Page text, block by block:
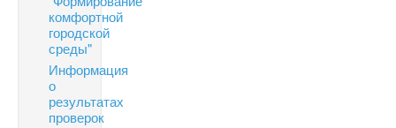
комфортной
городской
среды"
Информация
о
результатах
проверок